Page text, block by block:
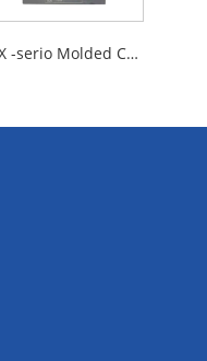
STX -serio Molded Case Circuit Breaker